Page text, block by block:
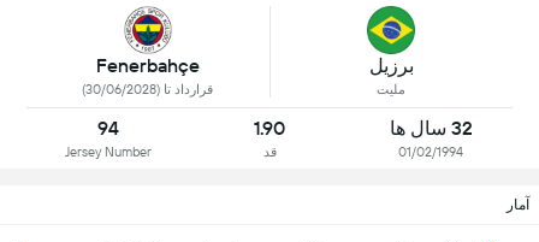
برزیل
ملیت
Fenerbahçe
قرارداد تا (30/06/2028)
32 سال ها
01/02/1994
1.90
قد
94
Jersey Number
آمار